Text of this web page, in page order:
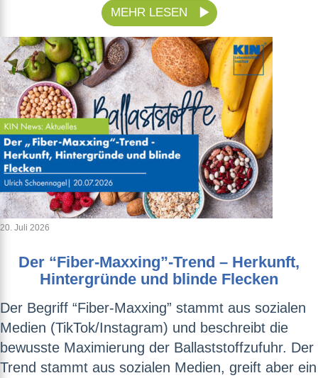
MEHR LESEN
20. Juli 2026
Der “Fiber-Maxxing”-Trend – Herkunft,
Hintergründe und blinde Flecken
Der Begriff “Fiber-Maxxing” stammt aus sozialen
Medien (TikTok/Instagram) und beschreibt die
bewusste Maximierung der Ballaststoffzufuhr. Der
Trend stammt aus sozialen Medien, greift aber ein